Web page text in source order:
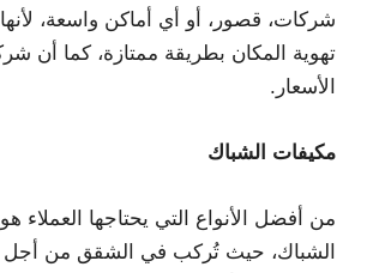
شركات، قصور، أو أي أماكن واسعة،
تهوية المكان بطريقة ممتازة، كما أن
الأسعار.
مكيفات الشباك
من أفضل الأنواع التي يحتاجها العملاء
الشباك، حيث تُركب في الشقق من أجل